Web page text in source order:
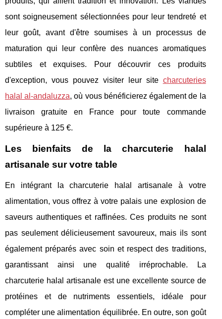
sont soigneusement sélectionnées pour leur tendreté et
leur goût, avant d'être soumises à un processus de
maturation qui leur confère des nuances aromatiques
subtiles et exquises. Pour découvrir ces produits
d'exception, vous pouvez visiter leur site charcuteries
halal al-andaluzza, où vous bénéficierez également de la
livraison gratuite en France pour toute commande
supérieure à 125 €.
Les bienfaits de la charcuterie halal
artisanale sur votre table
En intégrant la charcuterie halal artisanale à votre
alimentation, vous offrez à votre palais une explosion de
saveurs authentiques et raffinées. Ces produits ne sont
pas seulement délicieusement savoureux, mais ils sont
également préparés avec soin et respect des traditions,
garantissant ainsi une qualité irréprochable. La
charcuterie halal artisanale est une excellente source de
protéines et de nutriments essentiels, idéale pour
compléter une alimentation équilibrée. En outre, son goût